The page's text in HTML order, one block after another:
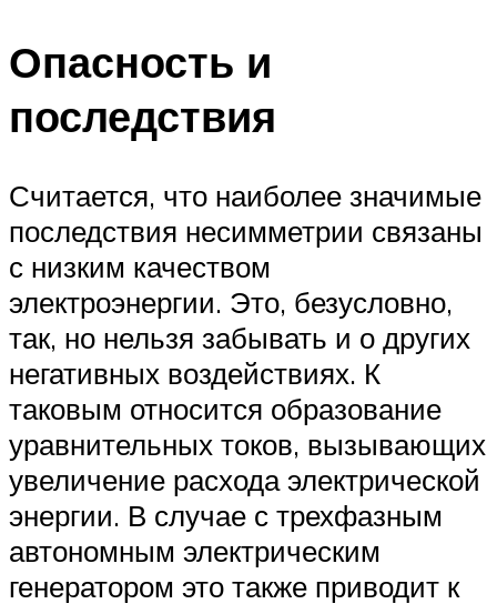
Опасность и
последствия
Считается, что наиболее значимые
последствия несимметрии связаны
с низким качеством
электроэнергии. Это, безусловно,
так, но нельзя забывать и о других
негативных воздействиях. К
таковым относится образование
уравнительных токов, вызывающих
увеличение расхода электрической
энергии. В случае с трехфазным
автономным электрическим
генератором это также приводит к